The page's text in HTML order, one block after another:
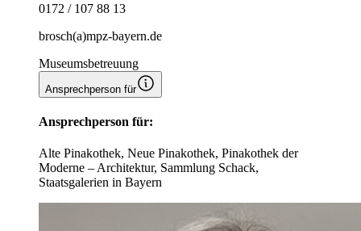
0172 / 107 88 13
brosch(a)mpz-bayern.de
Museumsbetreuung
Ansprechperson für
Ansprechperson für:
Alte Pinakothek, Neue Pinakothek, Pinakothek der
Moderne – Architektur, Sammlung Schack,
Staatsgalerien in Bayern